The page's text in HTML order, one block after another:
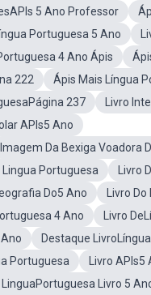
5 Ano Professor
Portuguesa 5 Ano
4 Ano Ápis
222
Ápis Mais Língua
237
Livro
APIs5 Ano
Imagem Da Bexiga Voadora
Portuguesa
Livro
Do5 Ano
Livro
4 Ano
Livro
Destaque
Portuguesa
Livro
LinguaPortuguesa Livro 5